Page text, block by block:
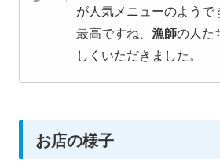
が人気メニューのようで
最高ですね、 漁師の人た
しくいただきました。
お店の様子